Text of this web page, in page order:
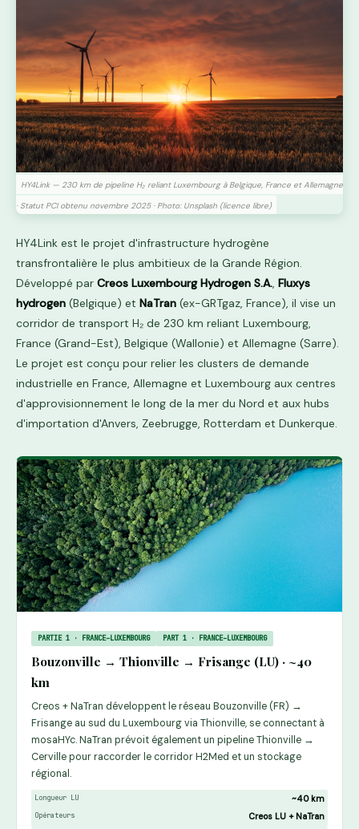
HY4Link — 230 km de pipeline H₂ reliant Luxembourg à Belgique, France et Allemagne
· Statut PCI obtenu novembre 2025 · Photo: Unsplash (licence libre)
HY4Link est le projet d'infrastructure hydrogène
transfrontalière le plus ambitieux de la Grande Région.
Développé par Creos Luxembourg Hydrogen S.A., Fluxys
hydrogen (Belgique) et NaTran (ex-GRTgaz, France), il vise un
corridor de transport H₂ de 230 km reliant Luxembourg,
France (Grand-Est), Belgique (Wallonie) et Allemagne (Sarre).
Le projet est conçu pour relier les clusters de demande
industrielle en France, Allemagne et Luxembourg aux centres
d'approvisionnement le long de la mer du Nord et aux hubs
d'importation d'Anvers, Zeebrugge, Rotterdam et Dunkerque.
PARTIE 1 · FRANCE–LUXEMBOURG PART 1 · FRANCE–LUXEMBOURG
Bouzonville → Thionville → Frisange (LU) · ~40
km
Creos + NaTran développent le réseau Bouzonville (FR) →
Frisange au sud du Luxembourg via Thionville, se connectant à
mosaHYc. NaTran prévoit également un pipeline Thionville →
Cerville pour raccorder le corridor H2Med et un stockage
régional.
Longueur LU ~40 km
Opérateurs Creos LU + NaTran